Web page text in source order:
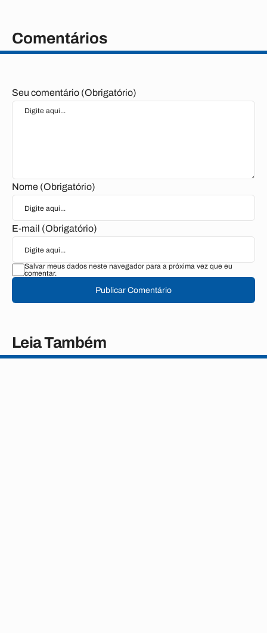
Comentários
Seu comentário (Obrigatório)
Nome (Obrigatório)
E-mail (Obrigatório)
Salvar meus dados neste navegador para a próxima vez que eu
comentar.
Publicar Comentário
Leia Também